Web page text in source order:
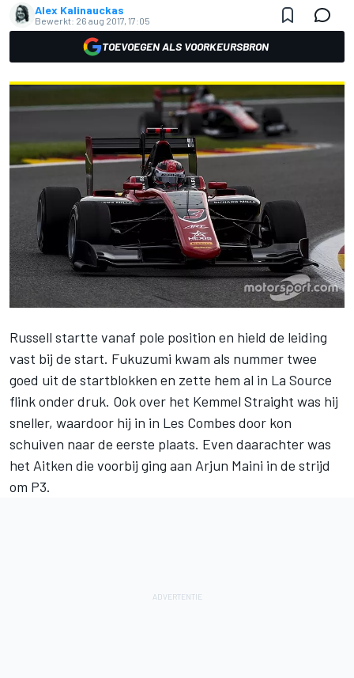
Alex Kalinauckas
Bewerkt: 26 aug 2017, 17:05
TOEVOEGEN ALS VOORKEURSBRON
Russell startte vanaf pole position en hield de leiding
vast bij de start. Fukuzumi kwam als nummer twee
goed uit de startblokken en zette hem al in La Source
flink onder druk. Ook over het Kemmel Straight was hij
sneller, waardoor hij in in Les Combes door kon
schuiven naar de eerste plaats. Even daarachter was
het Aitken die voorbij ging aan Arjun Maini in de strijd
om P3.